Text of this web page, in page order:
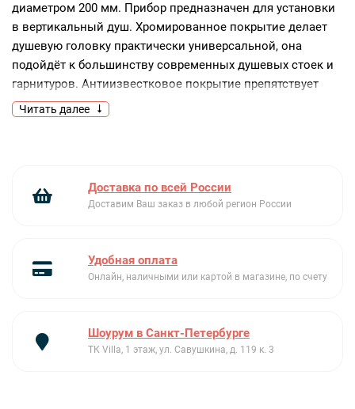
диаметром 200 мм. Прибор предназначен для установки
в вертикальный душ. Хромированное покрытие делает
душевую головку практически универсальной, она
подойдёт к большинству современных душевых стоек и
гарнитуров. Антиизвестковое покрытие препятствует
задержке загрязнений на поверхности лейки, что
значительно облегчает задачу поддержания чистоты.
Поворотный шарнир
Диаметр 200 мм
Читать далее
Доставка по всей России
Доставим Ваш заказ в любой регион России
Удобная оплата
Онлайн, наличными или картой в магазине, по счету
Шоурум в Санкт-Петербурге
ТК Villa, 1 этаж, ул. Савушкина, д. 119 к. 3